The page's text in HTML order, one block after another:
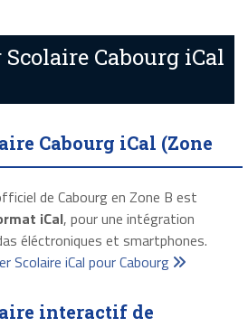
Cabourg iCal
Cabourg iCal (Zone
de Cabourg en Zone B est
iCal, pour une intégration
éléctroniques et smartphones.
Scolaire iCal pour Cabourg
interactif de